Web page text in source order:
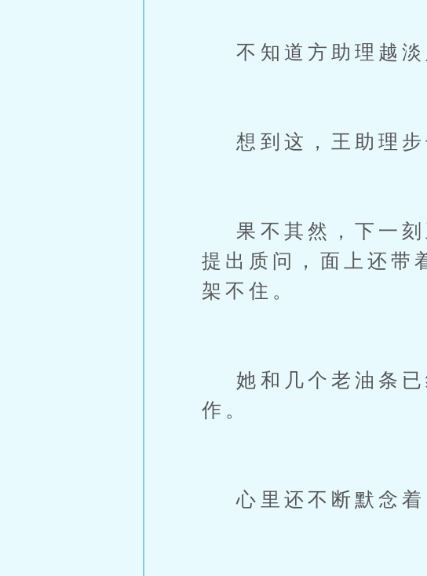
不知道方助理越淡
想到这，王助理步
果不其然，下一刻
提出质问，面上还带
架不住。
她和几个老油条已
作。
心里还不断默念着